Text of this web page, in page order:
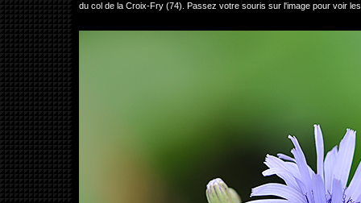
du col de la Croix-Fry (74). Passez votre souris sur l'image pour voir